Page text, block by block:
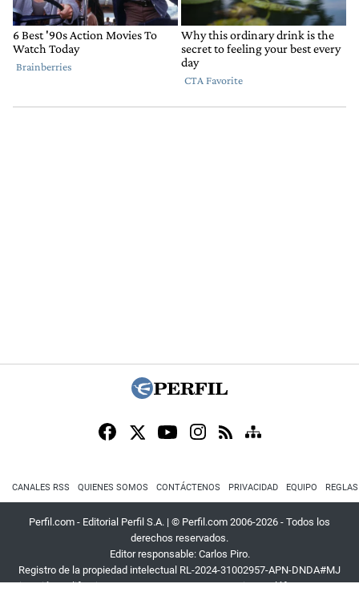
CANALES RSS QUIENES SOMOS CONTÁCTENOS PRIVACIDAD EQUIPO
Perfil.com - Editorial Perfil S.A. | © Perfil.com 2006-2026 - Todos los
derechos reservados.
Editor responsable: Carlos Piro.
Registro de la propiedad intelectual RL-2024-31002957-APN-DNDA#MJ
Dirección:California 2715,C1289ABI,CABA, Argentina| Teléfono:+54 9 11